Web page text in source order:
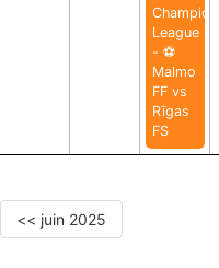
Champions
League
- ⚽️
Malmo
FF vs
Rīgas
FS
<< juin 2025